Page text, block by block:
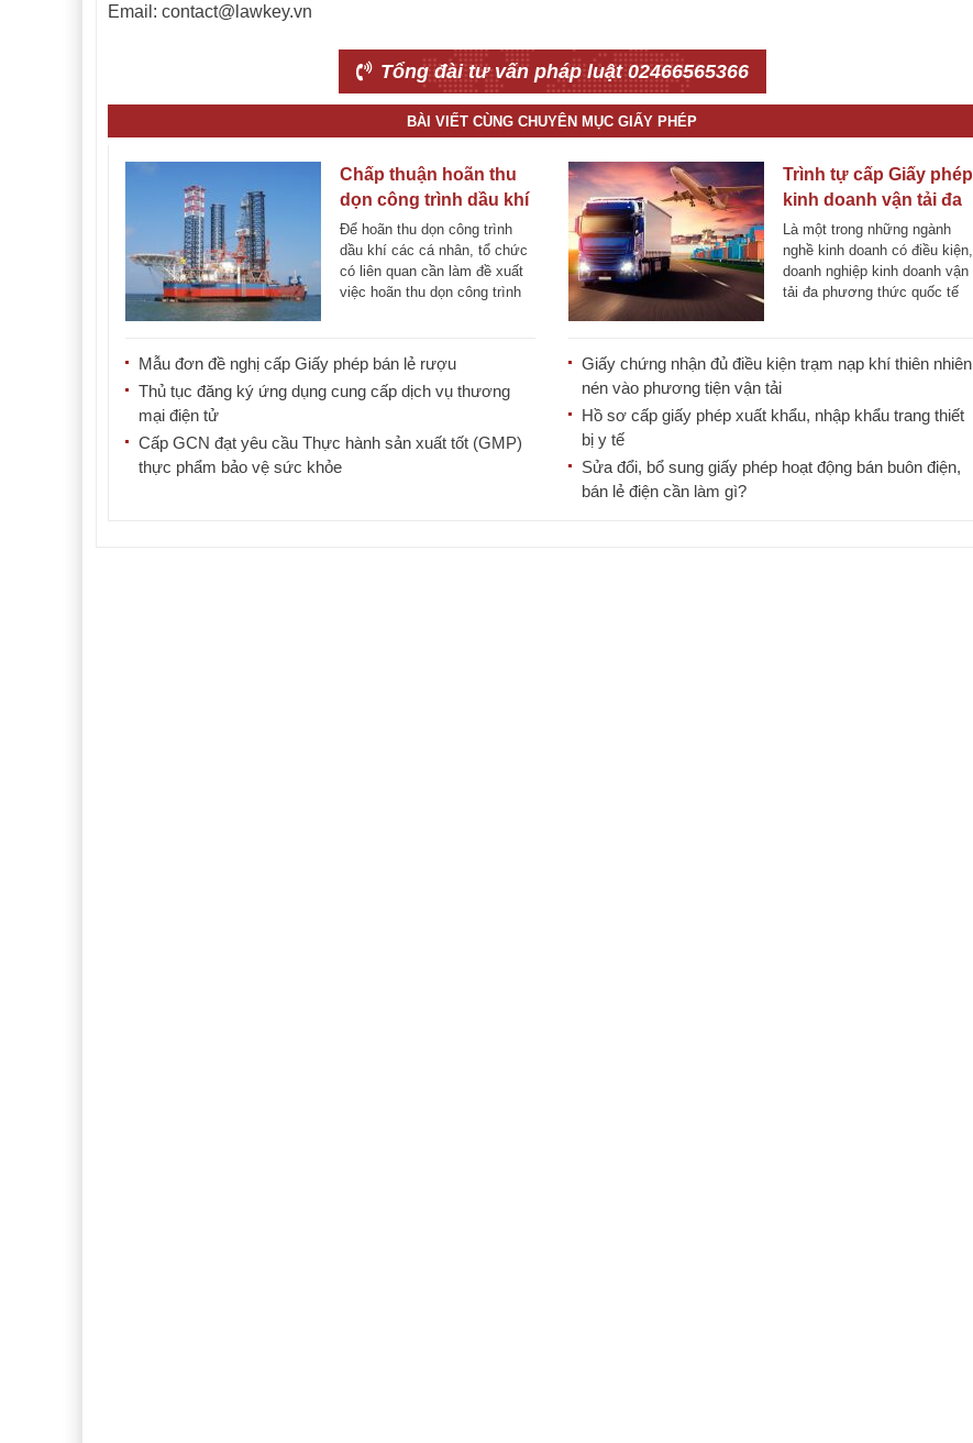
Email: contact@lawkey.vn
Tổng đài tư vấn pháp luật 02466565366
BÀI VIẾT CÙNG CHUYÊN MỤC GIẤY PHÉP
Chấp thuận hoãn thu
dọn công trình dầu khí
của Bộ Công thương
Để hoãn thu dọn công trình
dầu khí các cá nhân, tổ chức
có liên quan cần làm đề xuất
việc hoãn thu dọn công trình
Mẫu đơn đề nghị cấp Giấy phép bán lẻ rượu
Thủ tục đăng ký ứng dụng cung cấp dịch vụ thương
mại điện tử
Cấp GCN đạt yêu cầu Thực hành sản xuất tốt (GMP)
thực phẩm bảo vệ sức khỏe
Trình tự cấp Giấy phép
kinh doanh vận tải đa
phương thức quốc tế
Là một trong những ngành
nghề kinh doanh có điều kiện,
doanh nghiệp kinh doanh vận
tải đa phương thức quốc tế
Giấy chứng nhận đủ điều kiện trạm nạp khí thiên nhiên
nén vào phương tiện vận tải
Hồ sơ cấp giấy phép xuất khẩu, nhập khẩu trang thiết
bị y tế
Sửa đổi, bổ sung giấy phép hoạt động bán buôn điện,
bán lẻ điện cần làm gì?